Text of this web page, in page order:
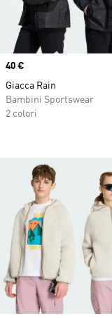
Price
40 €
Giacca Rain
Bambini Sportswear
2 colori